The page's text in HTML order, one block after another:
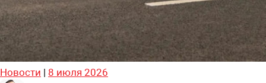
Новости | 8 июля 2026